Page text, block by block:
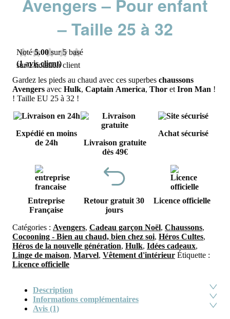
Avengers – Pour enfant
– Taille 25 à 32
Noté5.00 sur 5 basé
sur1notation client
(1avis client)
Gardez les pieds au chaud avec ces superbes chaussons
Avengers avec Hulk, Captain America, Thor et Iron Man !
! Taille EU 25 à 32 !
Expédié en moins
de 24h
Livraison gratuite
dès 49€
Achat sécurisé
Entreprise
Française
Retour gratuit 30
jours
Licence officielle
Catégories : Avengers, Cadeau garçon Noël, Chaussons,
Cocooning - Bien au chaud, bien chez soi, Héros Cultes,
Héros de la nouvelle génération, Hulk, Idées cadeaux,
Linge de maison, Marvel, Vêtement d'intérieur Étiquette :
Licence officielle
Description
Informations complémentaires
Avis (1)